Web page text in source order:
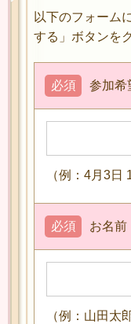
以下のフォーム
する」ボタンを
参加希
必須
（例：4月3日
お名前
必須
（例：山田太